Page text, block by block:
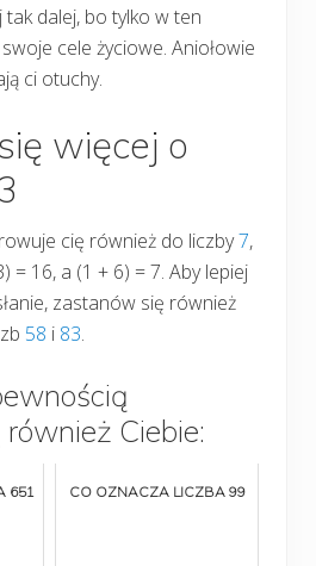
dalej, bo tylko w ten
cele życiowe. Aniołowie
ci otuchy.
więcej o
cię również do liczby7,
= 16, a (1 + 6) = 7. Aby lepiej
zastanów się również
58 i 83.
Ciebie:
651 CO OZNACZA LICZBA 99